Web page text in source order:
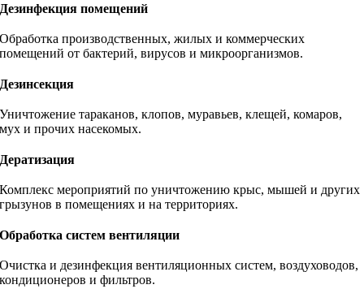
Дезинфекция помещений
Обработка производственных, жилых и коммерческих
помещений от бактерий, вирусов и микроорганизмов.
Дезинсекция
Уничтожение тараканов, клопов, муравьев, клещей, комаров,
мух и прочих насекомых.
Дератизация
Комплекс мероприятий по уничтожению крыс, мышей и других
грызунов в помещениях и на территориях.
Обработка систем вентиляции
Очистка и дезинфекция вентиляционных систем, воздуховодов,
кондиционеров и фильтров.